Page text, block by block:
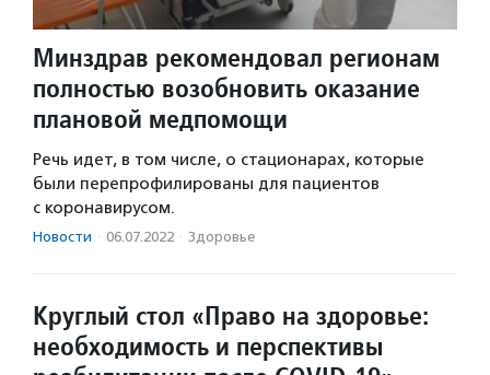
Минздрав рекомендовал регионам
полностью возобновить оказание
плановой медпомощи
Речь идет, в том числе, о стационарах, которые
были перепрофилированы для пациентов
с коронавирусом.
Новости · 06.07.2022 · Здоровье
Круглый стол «Право на здоровье:
необходимость и перспективы